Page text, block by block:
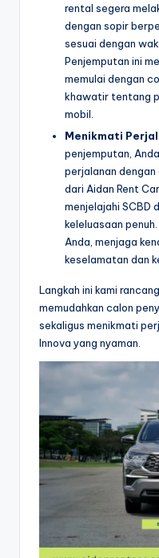
rental segera
dengan sopir
sesuai dengan
Penjemputan ini
memulai dengan
khawatir tentang
mobil.
Menikmati
penjemputan,
perjalanan
dari Aidan Rent
menjelajahi SCBD
keleluasaan
Anda, menjaga
keselamatan dan
Langkah ini kami
memudahkan calon
sekaligus menikmati
Innova yang nyaman.